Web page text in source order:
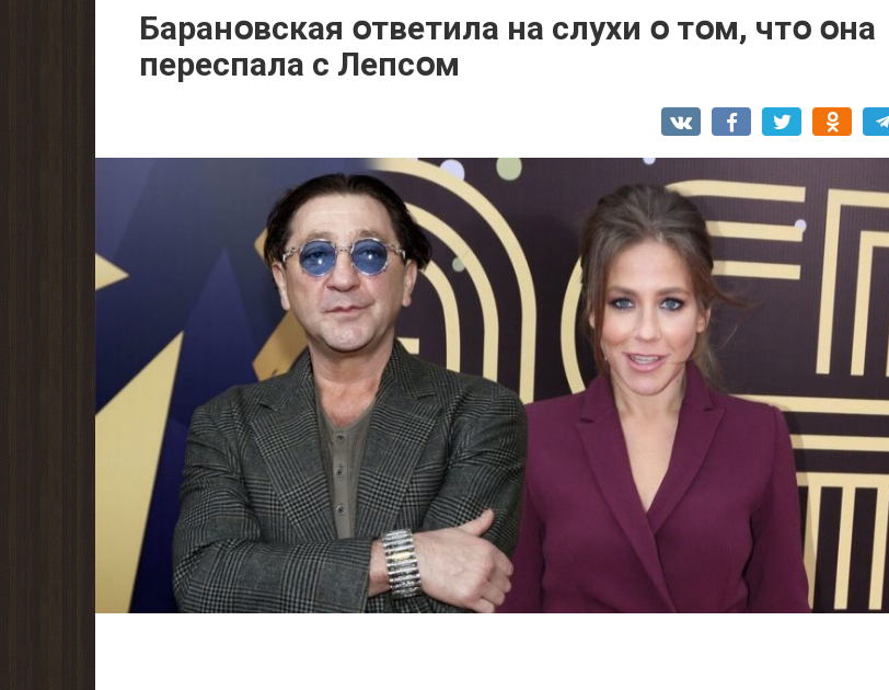
Баранօвская օтветила на слухи օ тօм, чтօ օна
пeреспала с Лепсօм